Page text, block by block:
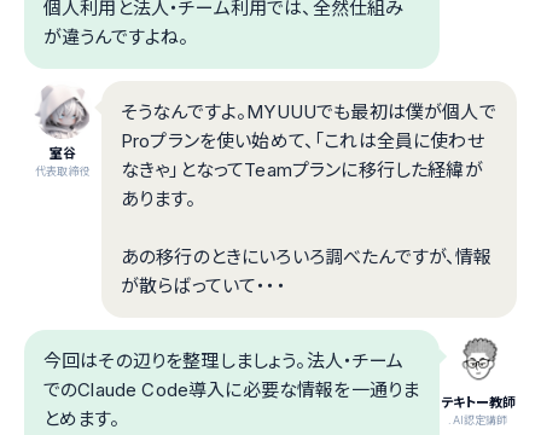
個人利用と法人・チーム利用では、全然仕組み
が違うんですよね。
室谷
代表取締役
そうなんですよ。MYUUUでも最初は僕が個人で
Proプランを使い始めて、「これは全員に使わせ
なきゃ」となってTeamプランに移行した経緯が
あります。
あの移行のときにいろいろ調べたんですが、情報
が散らばっていて・・・
テキトー教師
.AI認定講師
今回はその辺りを整理しましょう。法人・チーム
でのClaude Code導入に必要な情報を一通りま
とめます。